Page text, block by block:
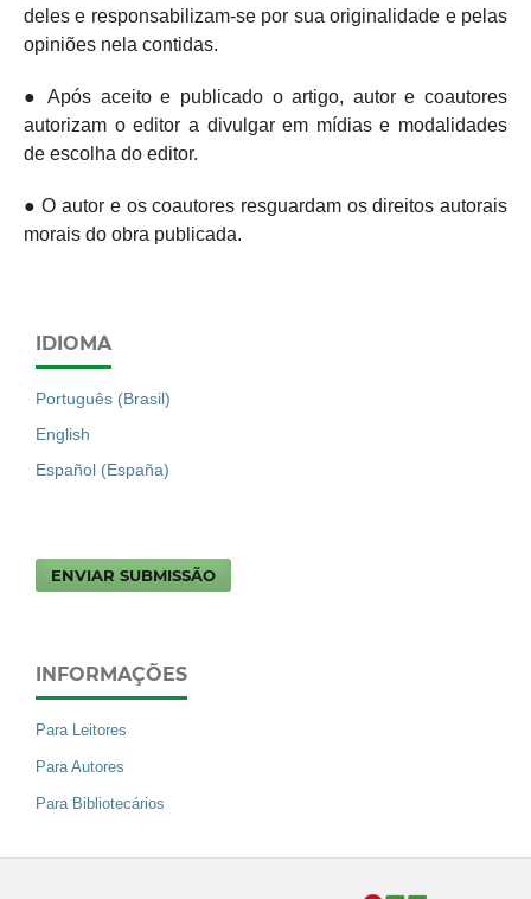
deles e responsabilizam-se por sua originalidade e pelas
opiniões nela contidas.
● Após aceito e publicado o artigo, autor e coautores
autorizam o editor a divulgar em mídias e modalidades
de escolha do editor.
● O autor e os coautores resguardam os direitos autorais
morais do obra publicada.
IDIOMA
Português (Brasil)
English
Español (España)
ENVIAR SUBMISSÃO
INFORMAÇÕES
Para Leitores
Para Autores
Para Bibliotecários